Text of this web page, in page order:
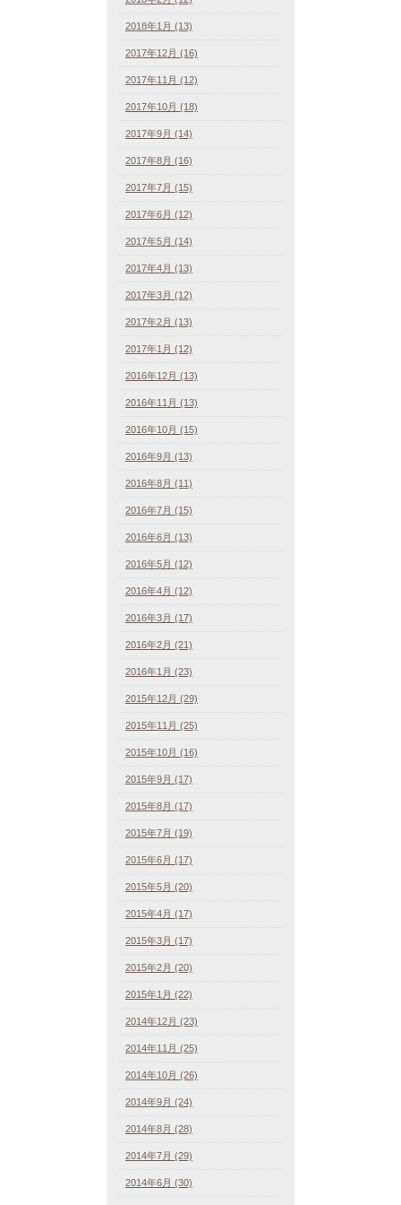
2018年1月 (13)
2017年12月 (16)
2017年11月 (12)
2017年10月 (18)
2017年9月 (14)
2017年8月 (16)
2017年7月 (15)
2017年6月 (12)
2017年5月 (14)
2017年4月 (13)
2017年3月 (12)
2017年2月 (13)
2017年1月 (12)
2016年12月 (13)
2016年11月 (13)
2016年10月 (15)
2016年9月 (13)
2016年8月 (11)
2016年7月 (15)
2016年6月 (13)
2016年5月 (12)
2016年4月 (12)
2016年3月 (17)
2016年2月 (21)
2016年1月 (23)
2015年12月 (29)
2015年11月 (25)
2015年10月 (16)
2015年9月 (17)
2015年8月 (17)
2015年7月 (19)
2015年6月 (17)
2015年5月 (20)
2015年4月 (17)
2015年3月 (17)
2015年2月 (20)
2015年1月 (22)
2014年12月 (23)
2014年11月 (25)
2014年10月 (26)
2014年9月 (24)
2014年8月 (28)
2014年7月 (29)
2014年6月 (30)